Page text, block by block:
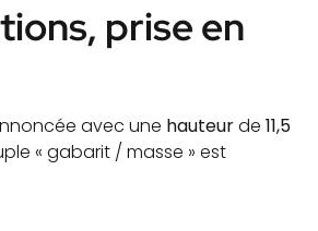
prise en
avec une hauteurde11,5
« gabarit / masse » est